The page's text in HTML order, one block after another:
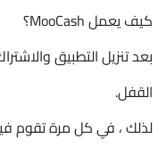
كيف يعمل MooCash؟
بعد تنزيل التطبيق
القفل.
لذلك ، في كل مرة تقوم